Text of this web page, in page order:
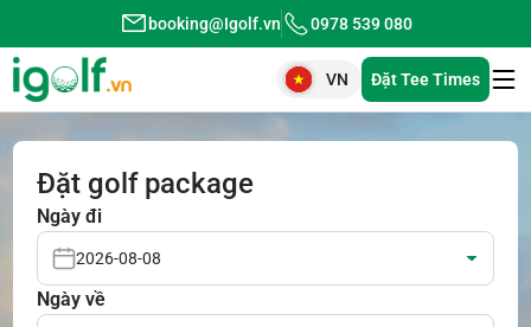
nội
dung
booking@Igolf.vn 0978 539 080
EN VN Đặt Tee Times
Đặt golf package
Ngày đi
Ngày về